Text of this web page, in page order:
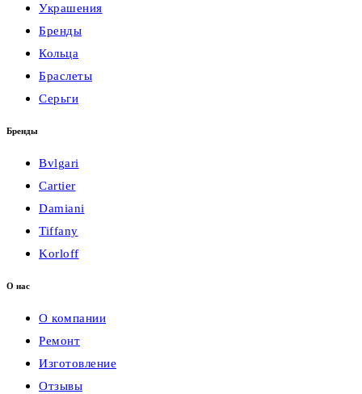
Украшения
Бренды
Кольца
Браслеты
Серьги
Бренды
Bvlgari
Cartier
Damiani
Tiffany
Korloff
О нас
О компании
Ремонт
Изготовление
Отзывы